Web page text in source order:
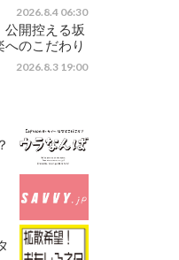
2026.8.4 06:30
公開控える坂
のこだわり
2026.8.3 19:00